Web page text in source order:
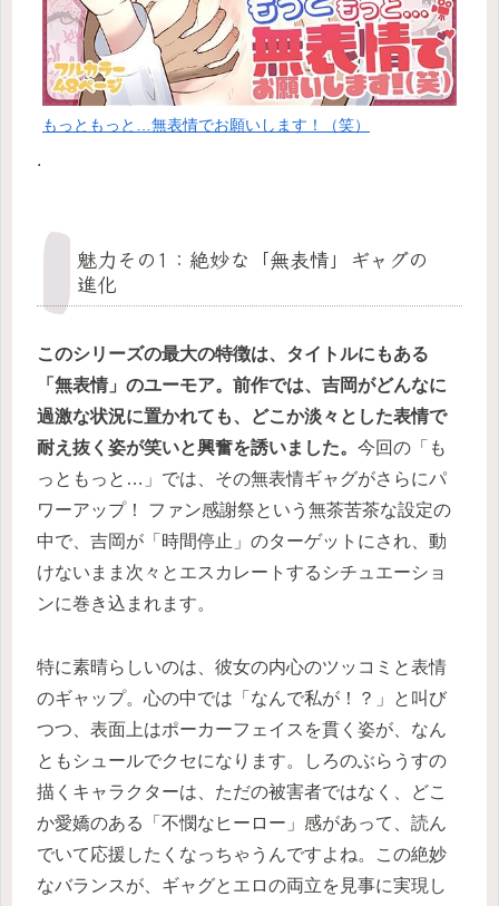
もっともっと…無表情でお願いします！（笑）
.
魅力その1：絶妙な「無表情」ギャグの
進化
このシリーズの最大の特徴は、タイトルにもある
「無表情」のユーモア。前作では、吉岡がどんなに
過激な状況に置かれても、どこか淡々とした表情で
耐え抜く姿が笑いと興奮を誘いました。 今回の「も
っともっと…」では、その無表情ギャグがさらにパ
ワーアップ！ ファン感謝祭という無茶苦茶な設定の
中で、吉岡が「時間停止」のターゲットにされ、動
けないまま次々とエスカレートするシチュエーショ
ンに巻き込まれます。
特に素晴らしいのは、彼女の内心のツッコミと表情
のギャップ。心の中では「なんで私が！？」と叫び
つつ、表面上はポーカーフェイスを貫く姿が、なん
ともシュールでクセになります。しろのぶらうすの
描くキャラクターは、ただの被害者ではなく、どこ
か愛嬌のある「不憫なヒーロー」感があって、読ん
でいて応援したくなっちゃうんですよね。この絶妙
なバランスが、ギャグとエロの両立を見事に実現し